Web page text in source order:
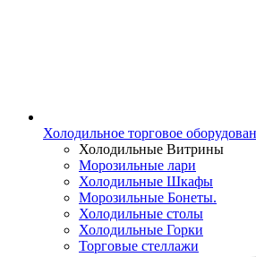
Холодильное торговое
Холодильные Витрины
Морозильные лари
Холодильные Шкафы
Морозильные Бонеты.
Холодильные столы
Холодильные Горки
Торговые стеллажи